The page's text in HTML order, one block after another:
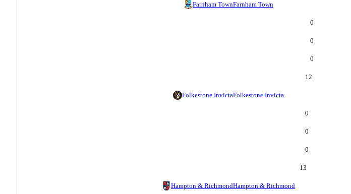
Farnham TownFarnham Town
0
0
0
12
Folkestone InvictaFolkestone Invicta
0
0
0
13
Hampton & RichmondHampton & Richmond